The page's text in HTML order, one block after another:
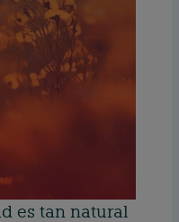
es tan natural